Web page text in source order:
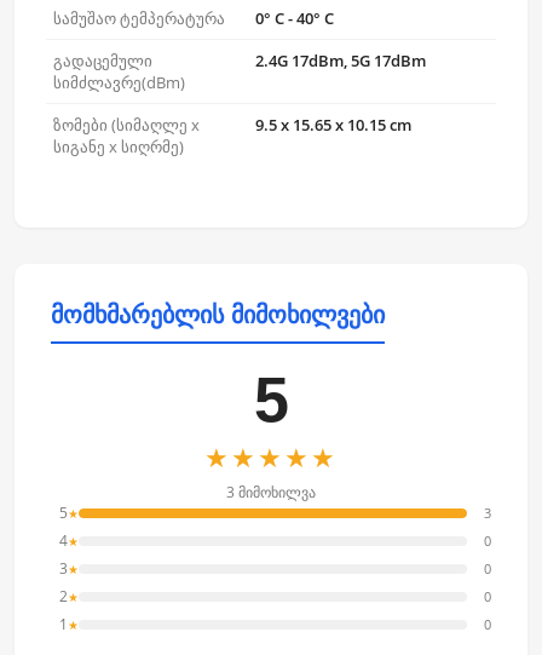
სამუშაო ტემპერატურა
0° С - 40° С
გადაცემული
სიმძლავრე(dBm)
2.4G 17dBm, 5G 17dBm
ზომები (სიმაღლე x
სიგანე x სიღრმე)
9.5 x 15.65 x 10.15 cm
მომხმარებლის მიმოხილვები
5
★★★★★
3 მიმოხილვა
5★ 3
4★ 0
3★ 0
2★ 0
1 ★ 0